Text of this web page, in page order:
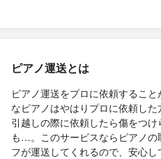
ピアノ運送とは
ピアノ運送をプロに依頼するこ
なピアノはやはりプロに依頼し
引越しの際に依頼したら傷をつ
も…。このサービスならピアノの
フが運送してくれるので、安心し